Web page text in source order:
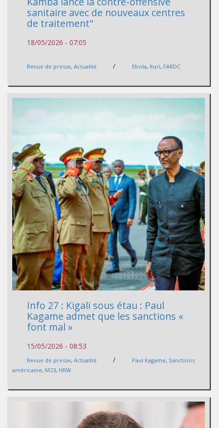
sanitaire avec de nouveaux centres
de traitement"
18/05/2026 - 07:05
Revue de presse, Actualité / Ebola, Ituri, FARDC
Info 27 : Kigali sous étau : Paul
Kagame admet que les sanctions «
font mal »
15/05/2026 - 08:53
Revue de presse, Actualité / Paul Kagame, Sanctions
américaine, M23, HRW